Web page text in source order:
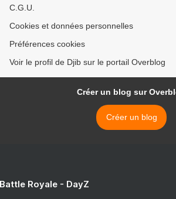
C.G.U.
Cookies et données personnelles
Préférences cookies
Voir le profil de Djib sur le portail Overblog
Créer un blog sur
Créer un blog
Royale - DayZ